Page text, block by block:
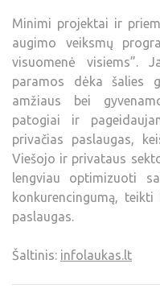
Minimi projektai ir
augimo veiksmų
visuomenė visiems”.
paramos dėka šalies
amžiaus bei
patogiai ir
privačias paslaugas,
Viešojo ir privataus
lengviau optimizuoti
konkurencingumą,
paslaugas.
Šaltinis: infolaukas.lt